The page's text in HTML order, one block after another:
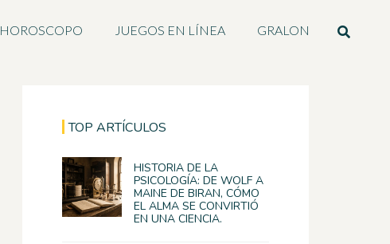
HOROSCOPO JUEGOS EN LÍNEA GRALON
TOP ARTÍCULOS
HISTORIA DE LA
PSICOLOGÍA: DE WOLF A
MAINE DE BIRAN, CÓMO
EL ALMA SE CONVIRTIÓ
EN UNA CIENCIA.